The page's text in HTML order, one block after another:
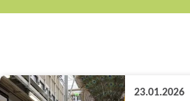
23.01.2026